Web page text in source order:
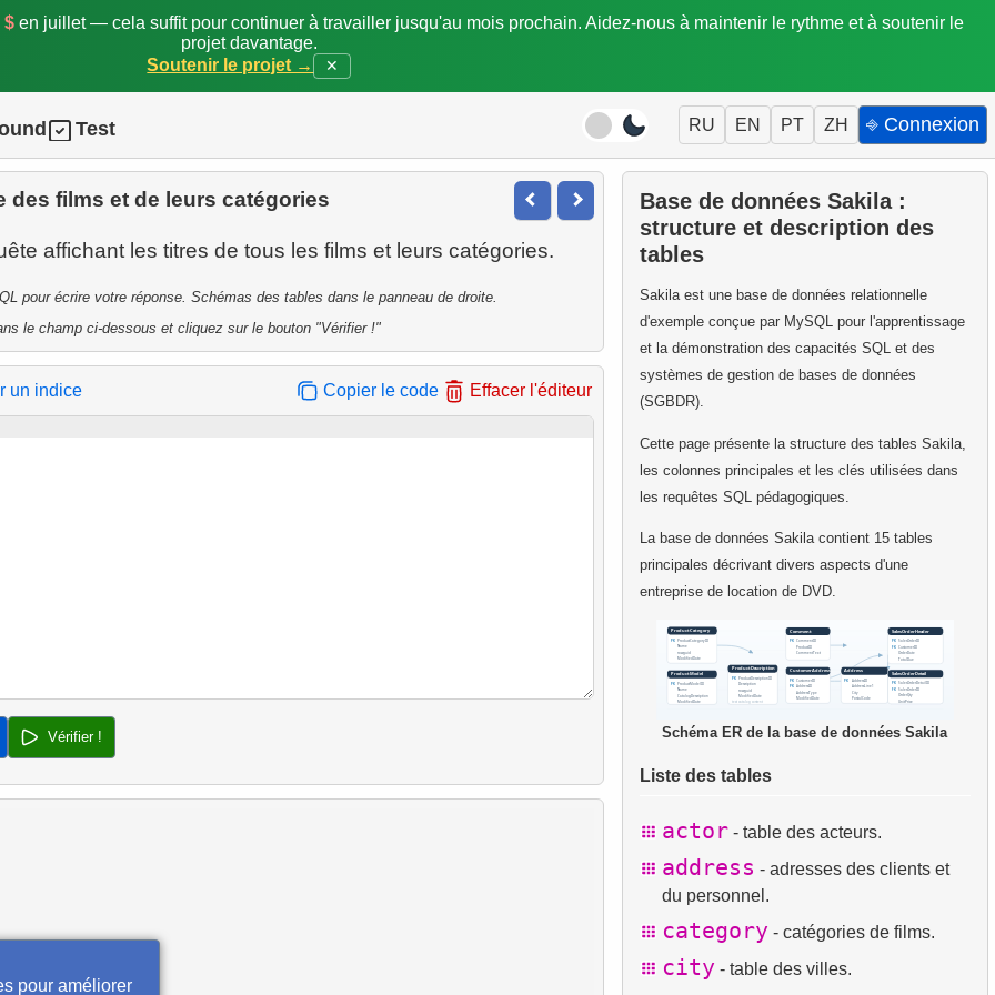
$en juillet — cela suffit pour continuer à travailler jusqu'au mois prochain. Aidez-nous à maintenir le rythme et à soutenir le
projet davantage.
Soutenir le projet →
✕
Test RU EN PT ZH ⎆ Connexion
des films et de leurs catégories
pour écrire votre réponse. Schémas des tables dans le panneau de droite.
le champ ci-dessous et cliquez sur le bouton "Vérifier !"
un indice Copier le code Effacer l'éditeur
Vérifier !
Base de données Sakila :
structure et description des
tables
Sakila est une base de données relationnelle
d'exemple conçue par MySQL pour l'apprentissage
et la démonstration des capacités SQL et des
systèmes de gestion de bases de données
(SGBDR).
Cette page présente la structure des tables Sakila,
les colonnes principales et les clés utilisées dans
les requêtes SQL pédagogiques.
La base de données Sakila contient 15 tables
principales décrivant divers aspects d'une
entreprise de location de DVD.
Schéma ER de la base de données Sakila
Liste des tables
actor - table des acteurs.
address - adresses des clients et
du personnel.
category - catégories de films.
city - table des villes.
pour améliorer